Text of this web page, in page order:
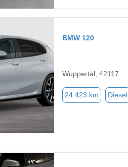
BMW 120
Wuppertal, 42117
24.423 km Diesel